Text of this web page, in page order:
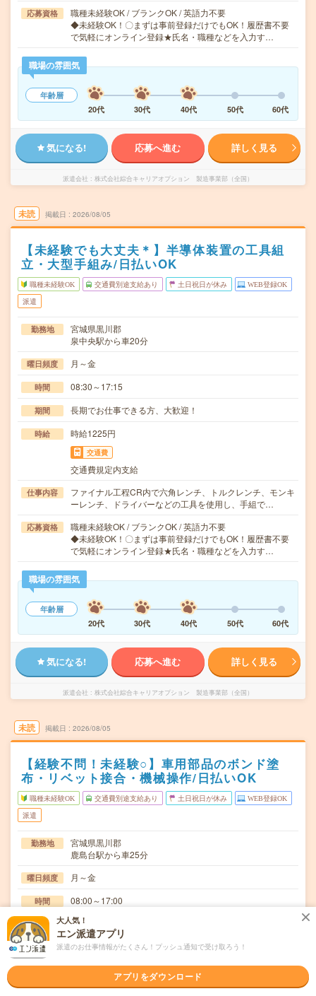
応募資格
職種未経験OK / ブランクOK / 英語力不要
◆未経験OK！〇まずは事前登録だけでもOK！履歴書不要
で気軽にオンライン登録★氏名・職種などを入力す…
職場の雰囲気
年齢層
20代
30代 40代 50代 60代
気になる! 応募へ進む 詳しく見る
派遣会社 株式会社綜合キャリアオプション 製造事業部（全国）
未読 掲載日 2026/08/05
【未経験でも大丈夫＊】半導体装置の工具組
立・大型手組み/日払いOK
職種未経験OK 交通費別途支給あり 土日祝日が休み WEB登録OK
派遣
勤務地
宮城県黒川郡
泉中央駅から車20分
曜日頻度 月～金
時間 08:30～17:15
期間 長期でお仕事できる方、大歓迎！
時給 時給1225円
交通費
交通費規定内支給
仕事内容
ファイナル工程CR内で六角レンチ、トルクレンチ、モンキ
ーレンチ、ドライバーなどの工具を使用し、手組で…
応募資格
職種未経験OK / ブランクOK / 英語力不要
◆未経験OK！〇まずは事前登録だけでもOK！履歴書不要
で気軽にオンライン登録★氏名・職種などを入力す…
職場の雰囲気
年齢層
20代
30代 40代 50代 60代
気になる! 応募へ進む 詳しく見る
派遣会社 株式会社綜合キャリアオプション 製造事業部（全国）
未読 掲載日 2026/08/05
【経験不問！未経験○】車用部品のボンド塗
布・リベット接合・機械操作/日払いOK
職種未経験OK 交通費別途支給あり 土日祝日が休み WEB登録OK
派遣
勤務地
宮城県黒川郡
鹿島台駅から車25分
曜日頻度 月～金
時間 08:00～17:00
期間 長期でお仕事できる方、大歓迎！
時給 時給1230円
交通費
交通費規定内支給
大人気！
エン派遣アプリ
派遣のお仕事情報がたくさん！プッシュ通知で受け取ろう！
アプリをダウンロード